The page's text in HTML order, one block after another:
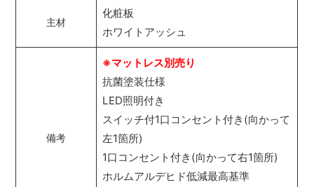
主材
化粧板
ホワイトアッシュ
備考
※マットレス別売り
抗菌塗装仕様
LED照明付き
スイッチ付1口コンセント付き(向かって
左1箇所)
1口コンセント付き(向かって右1箇所)
ホルムアルデヒド低減最高基準